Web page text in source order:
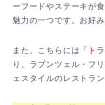
ーフードやステーキが
魅力の一つです。お好
また、こちらには 「ト
り、ラプンツェル・フ
ェスタイルのレストラン